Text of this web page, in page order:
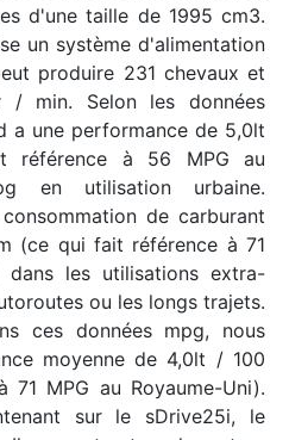
d'une taille de 1995 cm3.
un système d'alimentation
produire 231 chevaux et
min. Selon les données
a une performance de 5,0lt
à 56 MPG au
en utilisation urbaine.
de carburant
(ce qui fait référence à 71
dans les utilisations extra-
ou les longs trajets.
ces données mpg, nous
moyenne de 4,0lt / 100
MPG au Royaume-Uni).
sur le sDrive25i, le